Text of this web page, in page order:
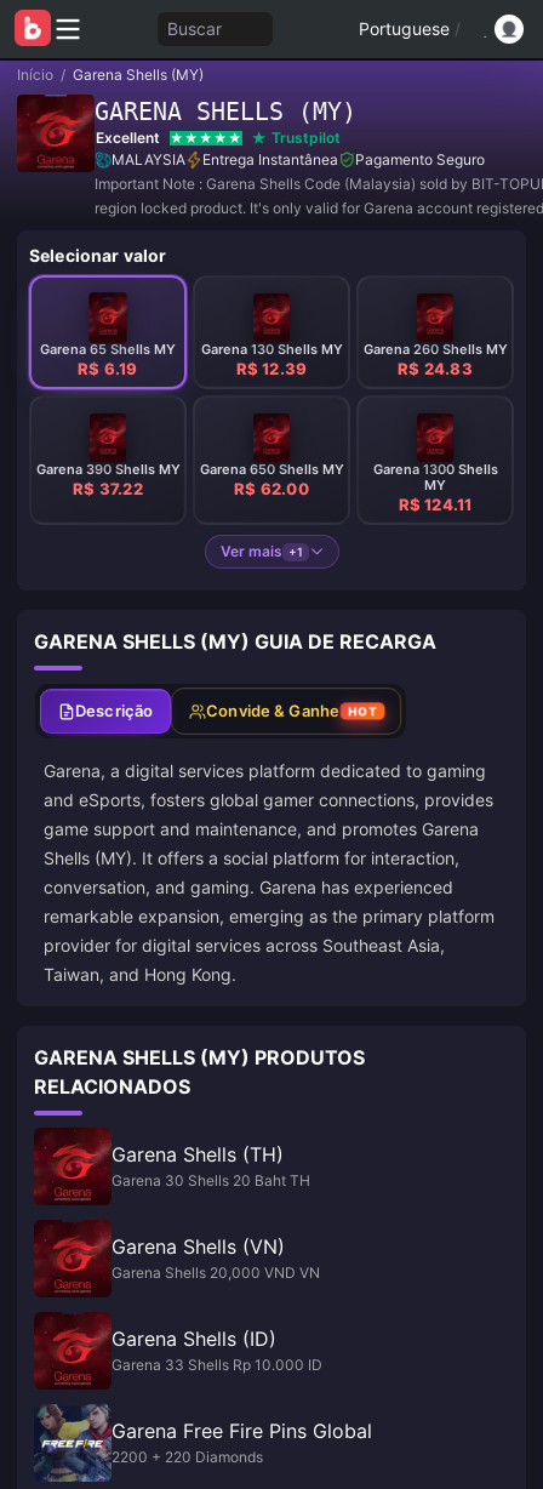
Buscar Portuguese /
Início / Garena Shells (MY)
GARENA SHELLS (MY)
Excellent
Trustpilot
MALAYSIA
Entrega Instantânea
Pagamento Seguro
Important Note : Garena Shells Code (Malaysia) sold by BIT-
region locked product. It's only valid for Garena account
RETURNABLE.
Selecionar valor
Garena 65 Shells MY
R$ 6.19
Garena 130 Shells MY
R$ 12.39
Garena 260 Shells MY
R$ 24.83
Garena 390 Shells MY
R$ 37.22
Garena 650 Shells MY
R$ 62.00
Garena 1300 Shells
MY
R$ 124.11
Ver mais +1
GARENA SHELLS (MY) GUIA DE RECARGA
Descrição Convide & Ganhe HOT
Garena, a digital services platform dedicated to gaming
and eSports, fosters global gamer connections, provides
game support and maintenance, and promotes Garena
Shells (MY). It offers a social platform for interaction,
conversation, and gaming. Garena has experienced
remarkable expansion, emerging as the primary platform
provider for digital services across Southeast Asia,
Taiwan, and Hong Kong.
GARENA SHELLS (MY) PRODUTOS
RELACIONADOS
Garena Shells (TH)
Garena 30 Shells 20 Baht TH
Garena Shells (VN)
Garena Shells 20,000 VND VN
Garena Shells (ID)
Garena 33 Shells Rp 10.000 ID
Garena Free Fire Pins Global
2200 + 220 Diamonds